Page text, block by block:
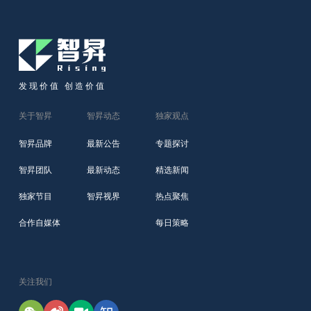
发现价值 创造价值
关于智昇
智昇品牌
智昇团队
独家节目
合作自媒体
智昇动态
最新公告
最新动态
智昇视界
独家观点
专题探讨
精选新闻
热点聚焦
每日策略
关注我们